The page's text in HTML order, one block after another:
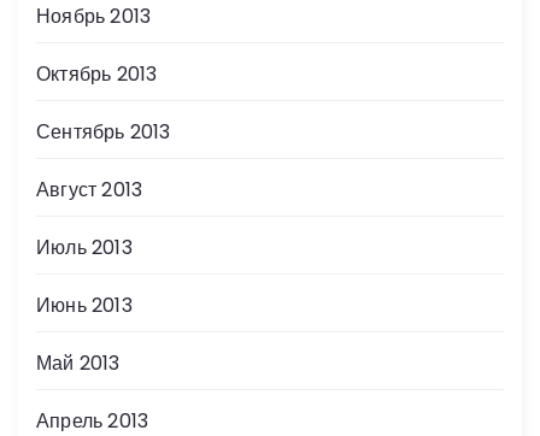
Ноябрь 2013
Октябрь 2013
Сентябрь 2013
Август 2013
Июль 2013
Июнь 2013
Май 2013
Апрель 2013